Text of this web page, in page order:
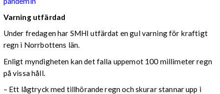
Varning utfärdad
Under fredagen har SMHI utfärdat en gul varning för kraftigt
regn i Norrbottens län.
Enligt myndigheten kan det falla uppemot 100 millimeter regn
på vissa håll.
– Ett lågtryck med tillhörande regn och skurar stannar upp i